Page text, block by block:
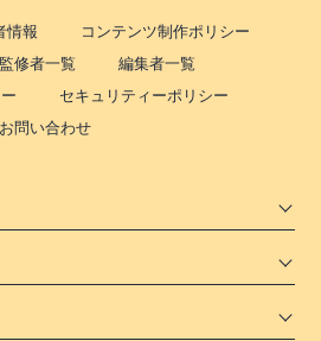
情報
コンテンツ制作ポリシー
監修者一覧
編集者一覧
セキュリティーポリシー
お問い合わせ